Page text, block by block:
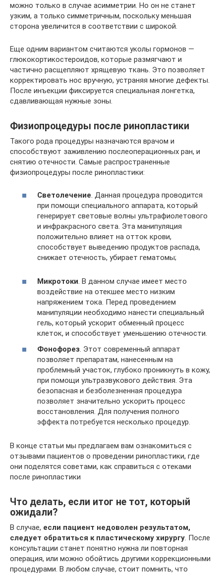
можно только в случае асимметрии. Но он не станет
узким, а только симметричным, поскольку меньшая
сторона увеличится в соответствии с широкой.
Еще одним вариантом считаются уколы гормонов —
глюкокортикостероидов, которые размягчают и
частично расщепляют хрящевую ткань. Это позволяет
корректировать нос вручную, устраняя многие дефекты.
После инъекции фиксируется специальная лонгетка,
сдавливающая нужные зоны.
Физиопроцедуры после ринопластики
Такого рода процедуры назначаются врачом и
способствуют заживлению послеоперационных ран, и
снятию отечности. Самые распространенные
физиопроцедуры после ринопластики:
Светолечение. Данная процедура проводится
при помощи специального аппарата, который
генерирует световые волны ультрафиолетового
и инфракрасного света. Эта манипуляция
положительно влияет на отток крови,
способствует выведению продуктов распада,
снижает отечность, убирает гематомы;
Микротоки. В данном случае имеет место
воздействие на отекшее место низким
напряжением тока. Перед проведением
манипуляции необходимо нанести специальный
гель, который ускорит обменный процесс
клеток, и способствует уменьшению отечности.
Фонофорез . Этот современный аппарат
позволяет препаратам, нанесенным на
проблемный участок, глубоко проникнуть в кожу,
при помощи ультразвукового действия. Эта
безопасная и безболезненная процедура
позволяет значительно ускорить процесс
восстановления. Для получения полного
эффекта потребуется несколько процедур.
В конце статьи мы предлагаем вам ознакомиться с
отзывами пациентов о проведении ринопластики, где
они поделятся советами, как справиться с отеками
после ринопластики
Что делать, если итог не тот, который
ожидали?
В случае, если пациент недоволен результатом,
следует обратиться к пластическому хирургу . После
консультации станет понятно нужна ли повторная
операция, или можно обойтись другими коррекционными
процедурами. В любом случае, стоит помнить, что